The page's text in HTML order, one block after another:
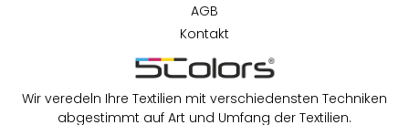
Wir veredeln Ihre Textilien mit verschiedensten Techniken
abgestimmt auf Art und Umfang der Textilien.
AGB
Kontakt